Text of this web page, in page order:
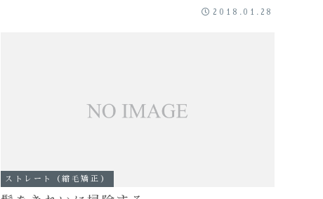
2018.01.28
ストレート（縮毛矯正）